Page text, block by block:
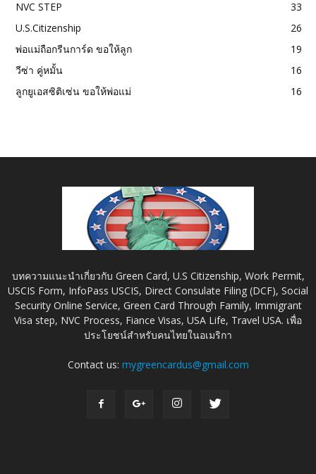
NVC STEP
33
U.S.Citizenship
26
พ่อแม่ถือกรีนการ์ด ขอให้ลูก
19
วีซ่า คู่หมั้น
16
ลูกยูเอสซิติเซ่น ขอให้พ่อแม่
16
บทความแนะนำเกี่ยวกับ Green Card, U.S Citizenship, Work Permit,
USCIS Form, InfoPass USCIS, Direct Consulate Filing (DCF), Social
Security Online Service, Green Card Through Family, Immigrant
Visa step, NVC Process, Fiance Visas, USA Life, Travel USA. เพื่อ
ประโยชน์สำหรับคนไทยในอเมริกา
Contact us: mygreencardus@gmail.com